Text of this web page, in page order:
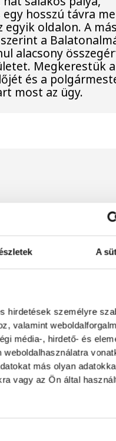
A
hirdetések személyre
valamint
média-, hirdető- és
más olyan
vagy az Ön által
egy hosszú távra
egyik oldalon. A
a
alacsony
Megkerestük
és a
most az ügy.
évre írt
AEK Athén
az idő neki
hazai
fogást